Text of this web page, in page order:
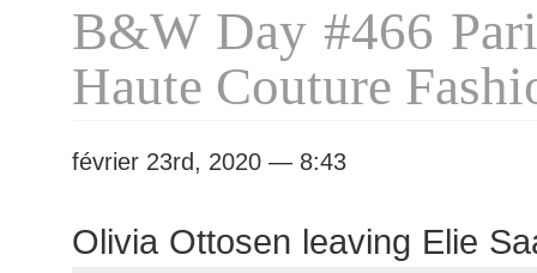
B&W Day #466
Haute Couture
février 23rd, 2020 — 8:43
Olivia Ottosen leaving Elie